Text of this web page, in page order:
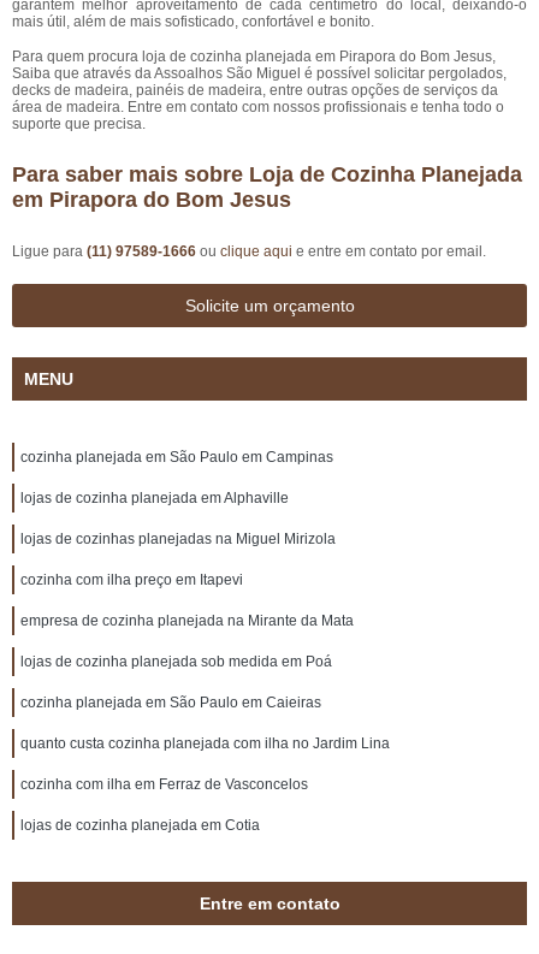
garantem melhor aproveitamento de cada centímetro do local, deixando-o
mais útil, além de mais sofisticado, confortável e bonito.
Para quem procura loja de cozinha planejada em Pirapora do Bom Jesus,
Saiba que através da Assoalhos São Miguel é possível solicitar pergolados,
decks de madeira, painéis de madeira, entre outras opções de serviços da
área de madeira. Entre em contato com nossos profissionais e tenha todo o
suporte que precisa.
Para saber mais sobre Loja de Cozinha Planejada
em Pirapora do Bom Jesus
Ligue para (11) 97589-1666 ou clique aqui e entre em contato por email.
Solicite um orçamento
MENU
cozinha planejada em São Paulo em Campinas
lojas de cozinha planejada em Alphaville
lojas de cozinhas planejadas na Miguel Mirizola
cozinha com ilha preço em Itapevi
empresa de cozinha planejada na Mirante da Mata
lojas de cozinha planejada sob medida em Poá
cozinha planejada em São Paulo em Caieiras
quanto custa cozinha planejada com ilha no Jardim Lina
cozinha com ilha em Ferraz de Vasconcelos
lojas de cozinha planejada em Cotia
Entre em contato